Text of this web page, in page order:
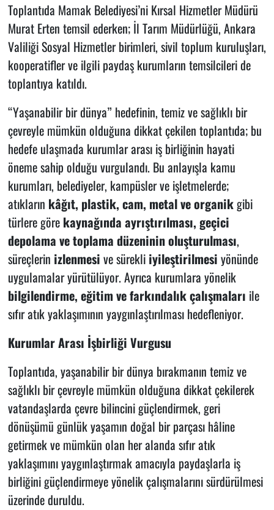
Toplantıda Mamak Belediyesi’ni Kırsal Hizmetler Müdürü
Murat Erten temsil ederken; İl Tarım Müdürlüğü, Ankara
Valiliği Sosyal Hizmetler birimleri, sivil toplum kuruluşları,
kooperatifler ve ilgili paydaş kurumların temsilcileri de
toplantıya katıldı.
“Yaşanabilir bir dünya” hedefinin, temiz ve sağlıklı bir
çevreyle mümkün olduğuna dikkat çekilen toplantıda; bu
hedefe ulaşmada kurumlar arası iş birliğinin hayati
öneme sahip olduğu vurgulandı. Bu anlayışla kamu
kurumları, belediyeler, kampüsler ve işletmelerde;
atıkların kâğıt, plastik, cam, metal ve organikgibi
türlere göre kaynağında ayrıştırılması, geçici
depolama ve toplama düzeninin oluşturulması,
süreçlerin izlenmesi ve sürekli iyileştirilmesi yönünde
uygulamalar yürütülüyor. Ayrıca kurumlara yönelik
bilgilendirme, eğitim vefarkındalık çalışmaları ile
sıfır atık yaklaşımının yaygınlaştırılması hedefleniyor.
Kurumlar Arası İşbirliği Vurgusu
Toplantıda, yaşanabilir bir dünya bırakmanın temiz ve
sağlıklı bir çevreyle mümkün olduğuna dikkat çekilerek
vatandaşlarda çevre bilincini güçlendirmek, geri
dönüşümü günlük yaşamın doğal bir parçası hâline
getirmek ve mümkün olan her alanda sıfır atık
yaklaşımını yaygınlaştırmak amacıyla paydaşlarla iş
birliğini güçlendirmeye yönelik çalışmalarını sürdürülmesi
üzerinde duruldu.